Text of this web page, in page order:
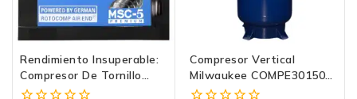
Rendimiento Insuperable:
Compresor De Tornillo
MSC-5P+ Para La
Compresor Vertical
Milwaukee COMPE30150V
| 3 HP, 150 Litros, 120 PSI